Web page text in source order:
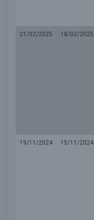
21/02/2025
18/02/2025
19/11/2024
15/11/2024